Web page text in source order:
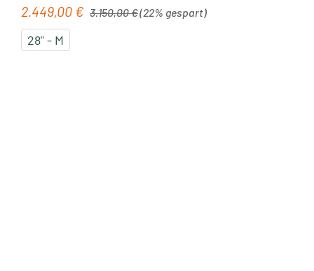
Verkaufspreis:
2.449,00 € Regulärer Preis:
3.150,00 €(22% gespart)
28" - M